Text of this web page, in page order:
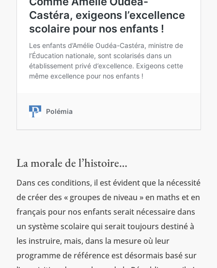
La morale de l’histoire…
Dans ces conditions, il est évident que la nécessité
de créer des « groupes de niveau » en maths et en
français pour nos enfants serait nécessaire dans
un système scolaire qui serait toujours destiné à
les instruire, mais, dans la mesure où leur
programme de référence est désormais basé sur